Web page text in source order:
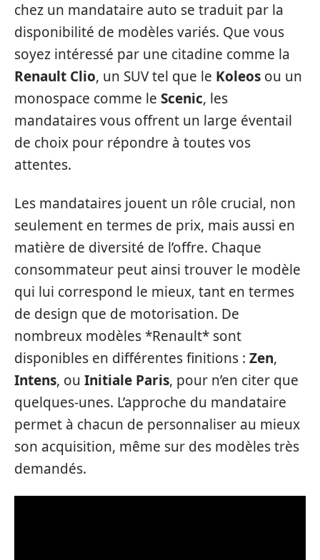
chez un mandataire auto se traduit par la
disponibilité de modèles variés. Que vous
soyez intéressé par une citadine comme la
Renault Clio, un SUV tel que le Koleos ou un
monospace comme le Scenic, les
mandataires vous offrent un large éventail
de choix pour répondre à toutes vos
attentes.
Les mandataires jouent un rôle crucial, non
seulement en termes de prix, mais aussi en
matière de diversité de l’offre. Chaque
consommateur peut ainsi trouver le modèle
qui lui correspond le mieux, tant en termes
de design que de motorisation. De
nombreux modèles *Renault* sont
disponibles en différentes finitions : Zen,
Intens, ou Initiale Paris, pour n’en citer que
quelques-unes. L’approche du mandataire
permet à chacun de personnaliser au mieux
son acquisition, même sur des modèles très
demandés.